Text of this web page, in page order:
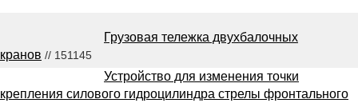
Грузовая тележка двухбалочных
кранов // 151145
Устройство для изменения точки
крепления силового гидроцилиндра стрелы фронтального